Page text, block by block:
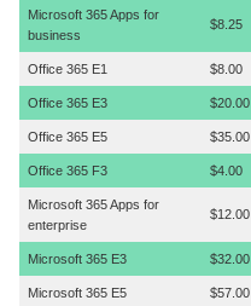
Microsoft 365 Apps for
business
$8.25
Office 365 E1 $8.00
Office 365 E3 $20.00
Office 365 E5 $35.00
Office 365 F3 $4.00
Microsoft 365 Apps for
enterprise
$12.00
Microsoft 365 E3 $32.00
Microsoft 365 E5 $57.00